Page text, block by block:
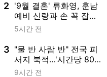
2 '9월 결혼' 류화영, 훈남
예비 신랑과 손 꼭 잡고
데이트 [N샷]
5시간 전
3 "물 반 사람 반" 전국 피
서지 북적…'시간당 80
㎜' 강원 영동은 입수 금
9시간 전